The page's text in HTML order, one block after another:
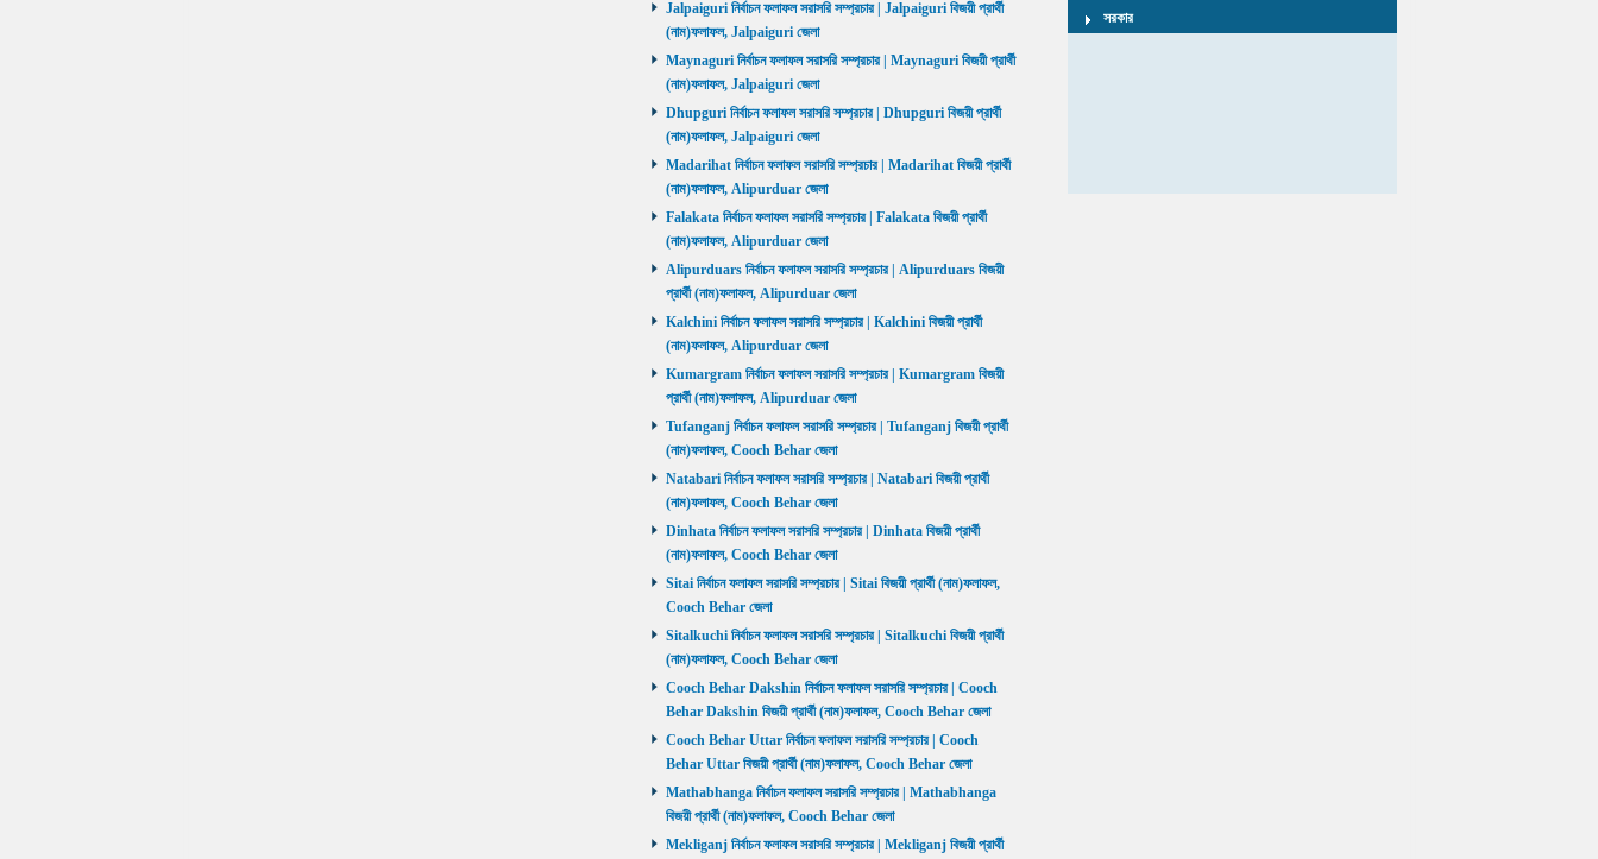
Jalpaiguri নির্বাচন ফলাফল সরাসরি সম্প্রচার | Jalpaiguri বিজয়ী প্রার্থী
(নাম)ফলাফল, Jalpaiguri জেলা
Maynaguri নির্বাচন ফলাফল সরাসরি সম্প্রচার | Maynaguri বিজয়ী প্রার্থী
(নাম)ফলাফল, Jalpaiguri জেলা
Dhupguri নির্বাচন ফলাফল সরাসরি সম্প্রচার | Dhupguri বিজয়ী প্রার্থী
(নাম)ফলাফল, Jalpaiguri জেলা
Madarihat নির্বাচন ফলাফল সরাসরি সম্প্রচার | Madarihat বিজয়ী প্রার্থী
(নাম)ফলাফল, Alipurduar জেলা
Falakata নির্বাচন ফলাফল সরাসরি সম্প্রচার | Falakata বিজয়ী প্রার্থী
(নাম)ফলাফল, Alipurduar জেলা
Alipurduars নির্বাচন ফলাফল সরাসরি সম্প্রচার | Alipurduars বিজয়ী
প্রার্থী (নাম)ফলাফল, Alipurduar জেলা
Kalchini নির্বাচন ফলাফল সরাসরি সম্প্রচার | Kalchini বিজয়ী প্রার্থী
(নাম)ফলাফল, Alipurduar জেলা
Kumargram নির্বাচন ফলাফল সরাসরি সম্প্রচার | Kumargram বিজয়ী
প্রার্থী (নাম)ফলাফল, Alipurduar জেলা
Tufanganj নির্বাচন ফলাফল সরাসরি সম্প্রচার | Tufanganj বিজয়ী প্রার্থী
(নাম)ফলাফল, Cooch Behar জেলা
Natabari নির্বাচন ফলাফল সরাসরি সম্প্রচার | Natabari বিজয়ী প্রার্থী
(নাম)ফলাফল, Cooch Behar জেলা
Dinhata নির্বাচন ফলাফল সরাসরি সম্প্রচার | Dinhata বিজয়ী প্রার্থী
(নাম)ফলাফল, Cooch Behar জেলা
Sitai নির্বাচন ফলাফল সরাসরি সম্প্রচার | Sitai বিজয়ী প্রার্থী (নাম)ফলাফল,
Cooch Behar জেলা
Sitalkuchi নির্বাচন ফলাফল সরাসরি সম্প্রচার | Sitalkuchi বিজয়ী প্রার্থী
(নাম)ফলাফল, Cooch Behar জেলা
Cooch Behar Dakshin নির্বাচন ফলাফল সরাসরি সম্প্রচার | Cooch
Behar Dakshin বিজয়ী প্রার্থী (নাম)ফলাফল, Cooch Behar জেলা
Cooch Behar Uttar নির্বাচন ফলাফল সরাসরি সম্প্রচার | Cooch
Behar Uttar বিজয়ী প্রার্থী (নাম)ফলাফল, Cooch Behar জেলা
Mathabhanga নির্বাচন ফলাফল সরাসরি সম্প্রচার | Mathabhanga
বিজয়ী প্রার্থী (নাম)ফলাফল, Cooch Behar জেলা
Mekliganj নির্বাচন ফলাফল সরাসরি সম্প্রচার | Mekliganj বিজয়ী প্রার্থী
সরকার